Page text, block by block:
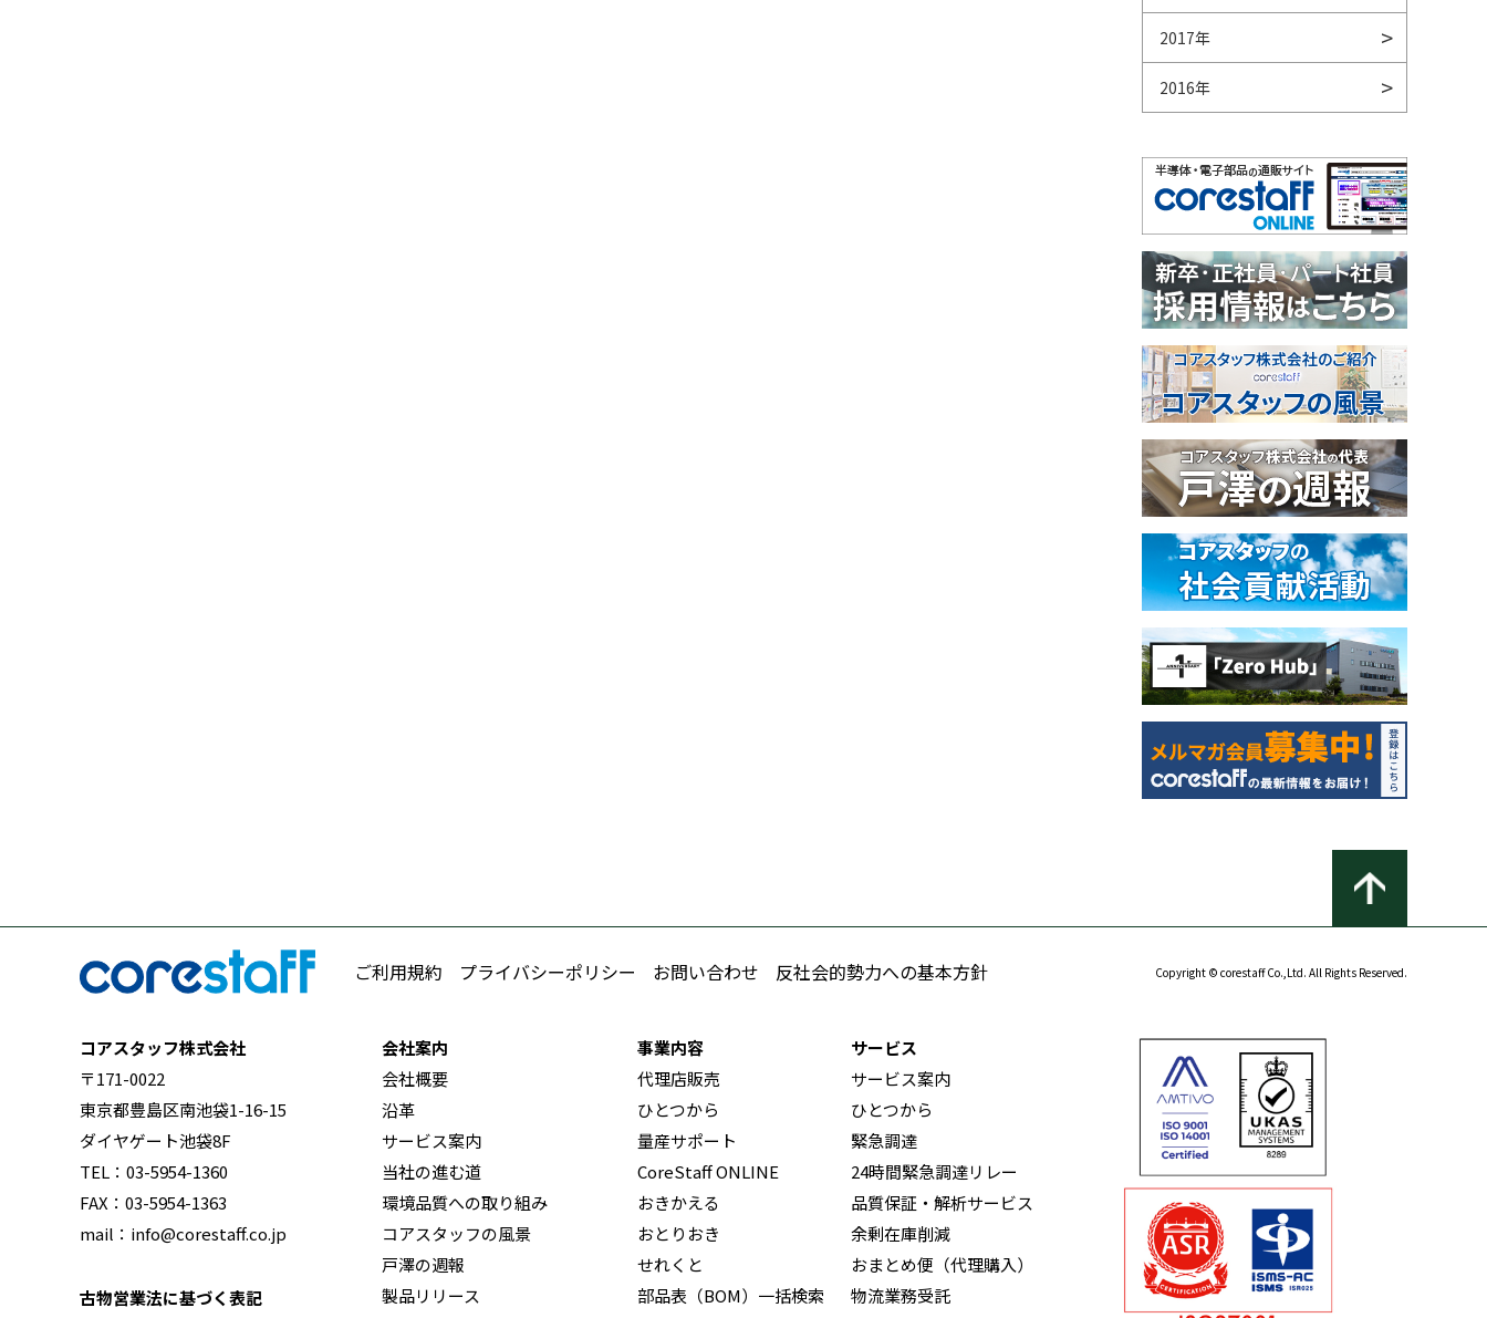
2017年
2016年
ご利用規約 プライバシーポリシー お問い合わせ 反社会的勢力への基本方針 Copyright © corestaff Co.,Ltd. All Rights Reserved.
コアスタッフ株式会社
〒171-0022
東京都豊島区南池袋1-16-15
ダイヤゲート池袋8F
TEL：03-5954-1360
FAX：03-5954-1363
mail：info@corestaff.co.jp
古物営業法に基づく表記
会社案内
会社概要
沿革
サービス案内
当社の進む道
環境品質への取り組み
コアスタッフの風景
戸澤の週報
製品リリース
事業内容
代理店販売
ひとつから
量産サポート
CoreStaff ONLINE
おきかえる
おとりおき
せれくと
部品表（BOM）一括検索
サービス
サービス案内
ひとつから
緊急調達
24時間緊急調達リレー
品質保証・解析サービス
余剰在庫削減
おまとめ便（代理購入）
物流業務受託